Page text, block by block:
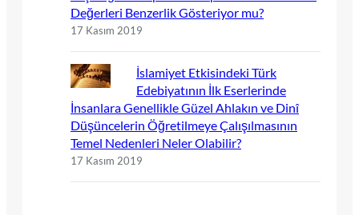
Değerleri Benzerlik Gösteriyor mu?
17 Kasım 2019
İslamiyet Etkisindeki Türk
Edebiyatının İlk Eserlerinde
İnsanlara Genellikle Güzel Ahlakın ve Dinî
Düşüncelerin Öğretilmeye Çalışılmasının
Temel Nedenleri Neler Olabilir?
17 Kasım 2019